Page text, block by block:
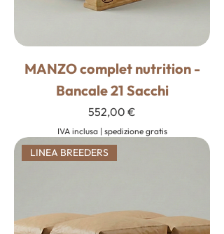
MANZO complet nutrition -
Bancale 21 Sacchi
Prezzo
552,00 €
IVA inclusa| spedizione gratis
LINEA BREEDERS